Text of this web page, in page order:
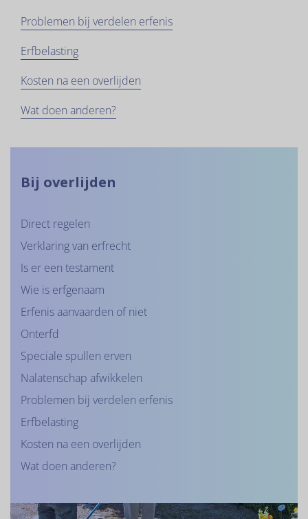
Problemen bij verdelen erfenis
Erfbelasting
Kosten na een overlijden
Wat doen anderen?
Bij overlijden
Direct regelen
Verklaring van erfrecht
Is er een testament
Wie is erfgenaam
Erfenis aanvaarden of niet
Onterfd
Speciale spullen erven
Nalatenschap afwikkelen
Problemen bij verdelen erfenis
Erfbelasting
Kosten na een overlijden
Wat doen anderen?